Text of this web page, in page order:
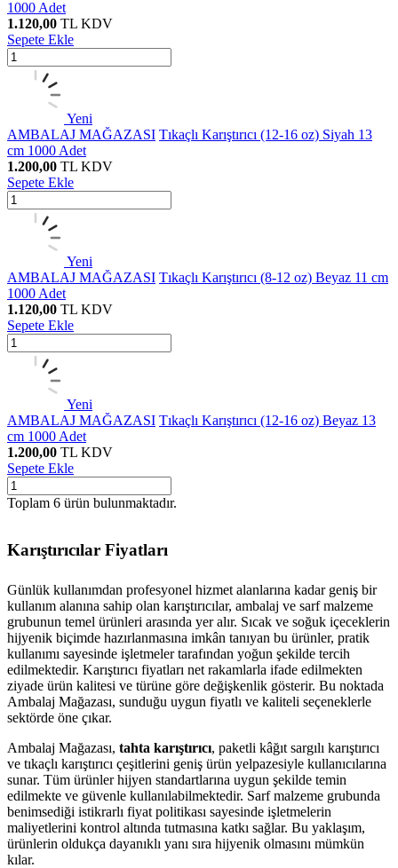
1000 Adet
1.120,00 TL KDV
Sepete Ekle
Yeni
AMBALAJ MAĞAZASI Tıkaçlı Karıştırıcı (12-16 oz) Siyah 13
cm 1000 Adet
1.200,00 TL KDV
Sepete Ekle
Yeni
AMBALAJ MAĞAZASI Tıkaçlı Karıştırıcı (8-12 oz) Beyaz 11 cm
1000 Adet
1.120,00 TL KDV
Sepete Ekle
Yeni
AMBALAJ MAĞAZASI Tıkaçlı Karıştırıcı (12-16 oz) Beyaz 13
cm 1000 Adet
1.200,00 TL KDV
Sepete Ekle
Toplam 6 ürün bulunmaktadır.
Karıştırıcılar Fiyatları
Günlük kullanımdan profesyonel hizmet alanlarına kadar geniş bir
kullanım alanına sahip olan karıştırıcılar, ambalaj ve sarf malzeme
grubunun temel ürünleri arasında yer alır. Sıcak ve soğuk içeceklerin
hijyenik biçimde hazırlanmasına imkân tanıyan bu ürünler, pratik
kullanımı sayesinde işletmeler tarafından yoğun şekilde tercih
edilmektedir. Karıştırıcı fiyatları net rakamlarla ifade edilmekten
ziyade ürün kalitesi ve türüne göre değişkenlik gösterir. Bu noktada
Ambalaj Mağazası, sunduğu uygun fiyatlı ve kaliteli seçeneklerle
sektörde öne çıkar.
Ambalaj Mağazası, tahta karıştırıcı, paketli kâğıt sargılı karıştırıcı
ve tıkaçlı karıştırıcı çeşitlerini geniş ürün yelpazesiyle kullanıcılarına
sunar. Tüm ürünler hijyen standartlarına uygun şekilde temin
edilmekte ve güvenle kullanılabilmektedir. Sarf malzeme grubunda
benimsediği istikrarlı fiyat politikası sayesinde işletmelerin
maliyetlerini kontrol altında tutmasına katkı sağlar. Bu yaklaşım,
ürünlerin oldukça dayanıklı yanı sıra hijyenik olmasını mümkün
kılar.